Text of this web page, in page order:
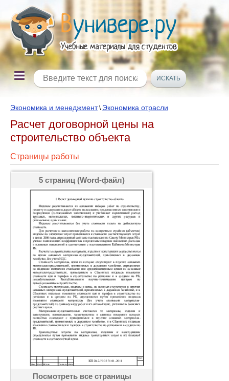
Экономика и менеджмент\ Экономика отрасли
Расчет договорной цены на
строительство объекта
Страницы работы
5 страниц (Word-файл)
Посмотреть все страницы